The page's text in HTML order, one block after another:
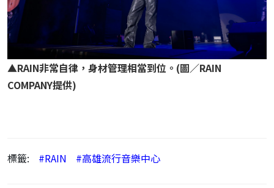
▲RAIN非常自律，身材管理相當到位。(圖／RAIN
COMPANY提供)
標籤: #RAIN #高雄流行音樂中心